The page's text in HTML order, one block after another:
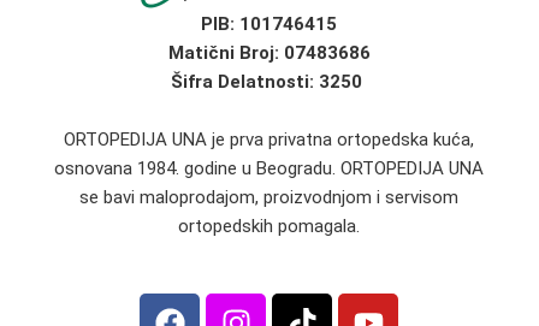
PIB: 101746415
Matični Broj: 07483686
Šifra Delatnosti: 3250
ORTOPEDIJA UNA je prva privatna ortopedska kuća,
osnovana 1984. godine u Beogradu. ORTOPEDIJA UNA
se bavi maloprodajom, proizvodnjom i servisom
ortopedskih pomagala.